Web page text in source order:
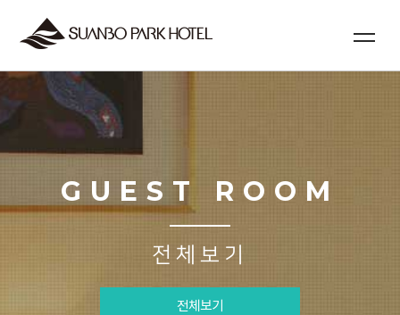
GUEST ROOM
전체보기
전체보기